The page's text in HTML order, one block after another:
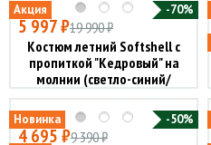
Акция -70%
5 997 ₽19 990 ₽
Костюм летний Softshell с
пропиткой "Кедровый" на
молнии (светло-синий/
терракот)
Новинка -50%
4 695 ₽9 390 ₽